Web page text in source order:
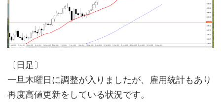
〔日足〕
一旦木曜日に調整が入りましたが、雇用統計もあり
再度高値更新をしている状況です。